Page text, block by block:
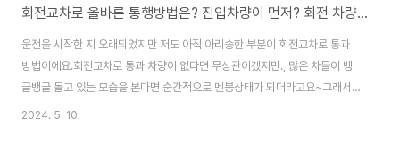
회전교차로 올바른 통행방법은? 진입차량이 먼저? 회전 차량이 먼저?
운전을 시작한 지 오래되었지만 저도 아직 아리송한 부분이 회전교차로 통과
방법이에요.회전교차로 통과 차량이 없다면 무상관이겠지만., 많은 차들이 뱅
글뱅글 돌고 있는 모습을 본다면 순간적으로 멘붕상태가 되더라고요~그래서
오늘은 회전교차로 통과 시 올바른 방법을 알아보도록 해요. ↓ ↓ ↓ ↓ ↓
2024. 5. 10.